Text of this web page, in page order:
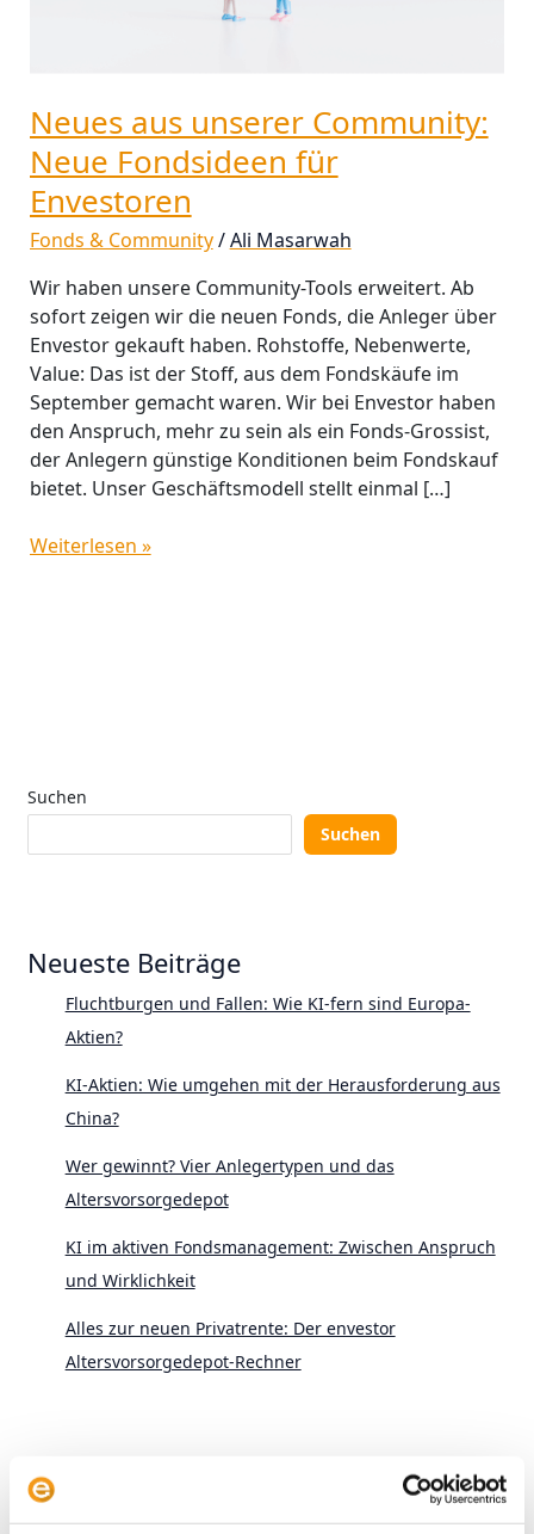
Neues aus unserer Community:
Neue Fondsideen für
Envestoren
Fonds & Community/Ali Masarwah
Wir haben unsere Community-Tools erweitert. Ab
sofort zeigen wir die neuen Fonds, die Anleger über
Envestor gekauft haben. Rohstoffe, Nebenwerte,
Value: Das ist der Stoff, aus dem Fondskäufe im
September gemacht waren. Wir bei Envestor haben
den Anspruch, mehr zu sein als ein Fonds-Grossist,
der Anlegern günstige Konditionen beim Fondskauf
bietet. Unser Geschäftsmodell stellt einmal […]
Weiterlesen »
Suchen
Suchen
Neueste Beiträge
Fluchtburgen und Fallen: Wie KI-fern sind Europa-
Aktien?
KI-Aktien: Wie umgehen mit der Herausforderung aus
China?
Wer gewinnt? Vier Anlegertypen und das
Altersvorsorgedepot
KI im aktiven Fondsmanagement: Zwischen Anspruch
und Wirklichkeit
Alles zur neuen Privatrente: Der envestor
Altersvorsorgedepot-Rechner